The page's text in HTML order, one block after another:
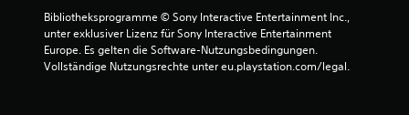
5
9
Bibliotheksprogramme © Sony Interactive Entertainment Inc.,
unter exklusiver Lizenz für Sony Interactive Entertainment
Europe. Es gelten die Software-Nutzungsbedingungen.
Vollständige Nutzungsrechte unter eu.playstation.com/legal.